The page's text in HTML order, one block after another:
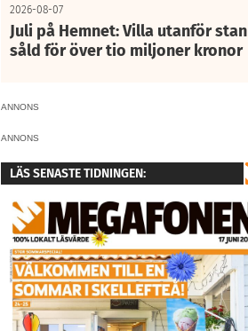
2026-08-07
Juli på Hemnet: Villa utanför stan
såld för över tio miljoner kronor
ANNONS
ANNONS
LÄS SENASTE TIDNINGEN: